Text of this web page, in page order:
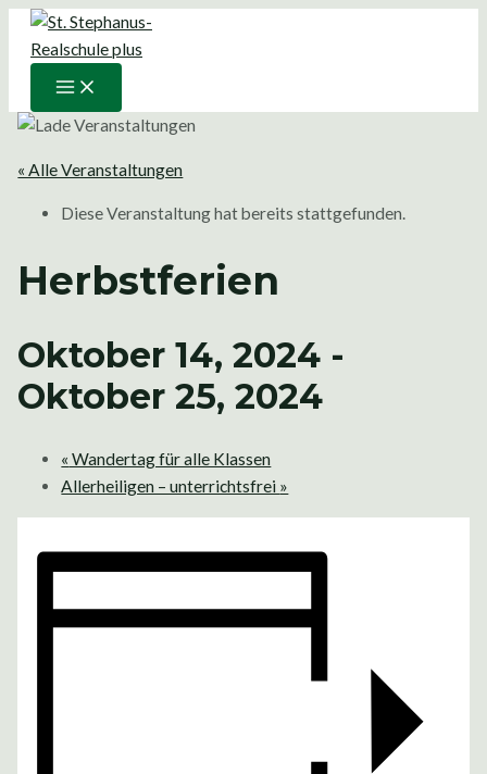
Zum
Inhalt
springen
Main
Menu
« Alle Veranstaltungen
Diese Veranstaltung hat bereits stattgefunden.
Herbstferien
Oktober 14, 2024 -
Oktober 25, 2024
« Wandertag für alle Klassen
Allerheiligen – unterrichtsfrei »